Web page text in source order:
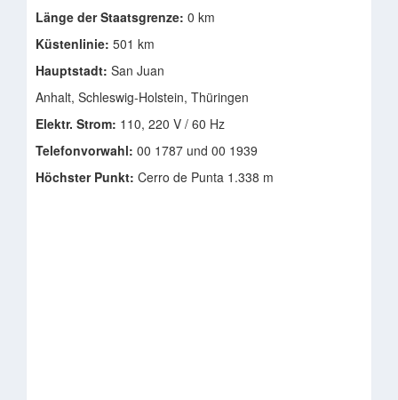
Länge der Staatsgrenze: 0 km
Küstenlinie: 501 km
Hauptstadt: San Juan
Anhalt, Schleswig-Holstein, Thüringen
Elektr. Strom: 110, 220 V / 60 Hz
Telefonvorwahl: 00 1787 und 00 1939
Höchster Punkt: Cerro de Punta 1.338 m